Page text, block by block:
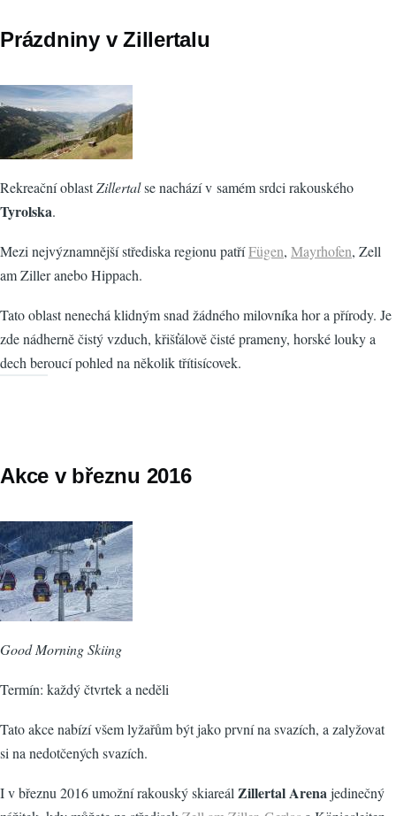
Prázdniny v Zillertalu
Rekreační oblastZillertalse nachází v samém srdci rakouského
Tyrolska.
Mezi nejvýznamnější střediska regionu patříFügen, Mayrhofen, Zell
am Ziller anebo Hippach.
Tato oblast nenechá klidným snad žádného milovníka hor a přírody. Je
zde nádherně čistý vzduch, křišťálově čisté prameny, horské louky a
dech beroucí pohled na několik třítisícovek.
Akce v březnu 2016
Good Morning Skiing
Termín: každý čtvrtek a neděli
Tato akce nabízí všem lyžařům být jako první na svazích, a zalyžovat
si na nedotčených svazích.
I v březnu 2016 umožní rakouský skiareál Zillertal Arenajedinečný